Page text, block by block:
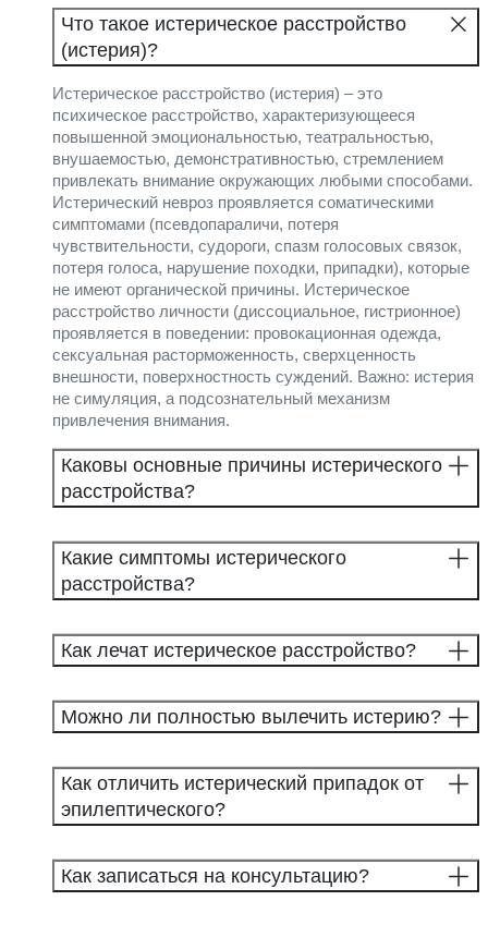
Что такое истерическое расстройство
(истерия)?
Истерическое расстройство (истерия) – это
психическое расстройство, характеризующееся
повышенной эмоциональностью, театральностью,
внушаемостью, демонстративностью, стремлением
привлекать внимание окружающих любыми способами.
Истерический невроз проявляется соматическими
симптомами (псевдопараличи, потеря
чувствительности, судороги, спазм голосовых связок,
потеря голоса, нарушение походки, припадки), которые
не имеют органической причины. Истерическое
расстройство личности (диссоциальное, гистрионное)
проявляется в поведении: провокационная одежда,
сексуальная расторможенность, сверхценность
внешности, поверхностность суждений. Важно: истерия
не симуляция, а подсознательный механизм
привлечения внимания.
Каковы основные причины истерического
расстройства?
Какие симптомы истерического
расстройства?
Как лечат истерическое расстройство?
Можно ли полностью вылечить истерию?
Как отличить истерический припадок от
эпилептического?
Как записаться на консультацию?